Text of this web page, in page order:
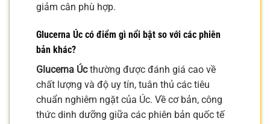
giảm cân phù hợp.
Glucerna Úc có điểm gì nổi bật so với các phiên
bản khác?
Glucerna Úcthường được đánh giá cao về
chất lượng và độ uy tín, tuân thủ các tiêu
chuẩn nghiêm ngặt của Úc. Về cơ bản, công
thức dinh dưỡng giữa các phiên bản quốc tế